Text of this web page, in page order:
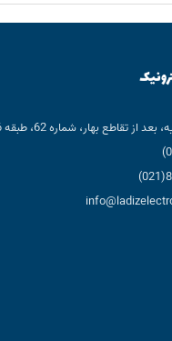
از تقاطع بهار، شماره 62، طبقه 6